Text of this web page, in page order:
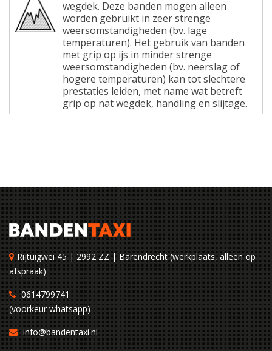
wegdek. Deze banden mogen alleen
worden gebruikt in zeer strenge
weersomstandigheden (bv. lage
temperaturen). Het gebruik van banden
met grip op ijs in minder strenge
weersomstandigheden (bv. neerslag of
hogere temperaturen) kan tot slechtere
prestaties leiden, met name wat betreft
grip op nat wegdek, handling en slijtage.
Rijtuigwei 45 | 2992 ZZ | Barendrecht (werkplaats, alleen op
afspraak)
0614799741
(voorkeur whatsapp)
info@bandentaxi.nl